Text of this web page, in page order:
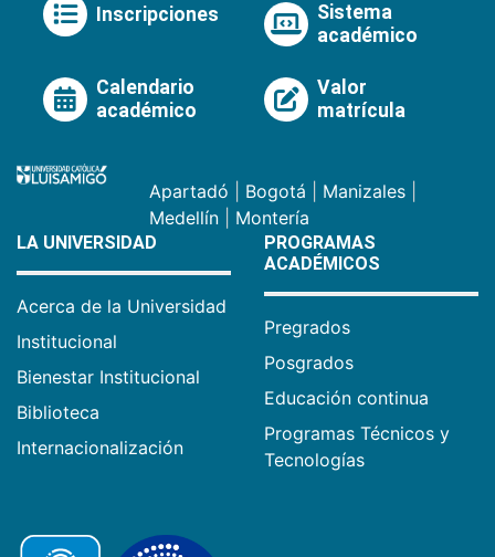
Inscripciones
Sistema
académico
Calendario
académico
Valor
matrícula
Apartadó Bogotá Manizales
Medellín
Montería
LA UNIVERSIDAD
Acerca de la Universidad
Institucional
Bienestar Institucional
Biblioteca
Internacionalización
PROGRAMAS
ACADÉMICOS
Pregrados
Posgrados
Educación continua
Programas Técnicos y
Tecnologías